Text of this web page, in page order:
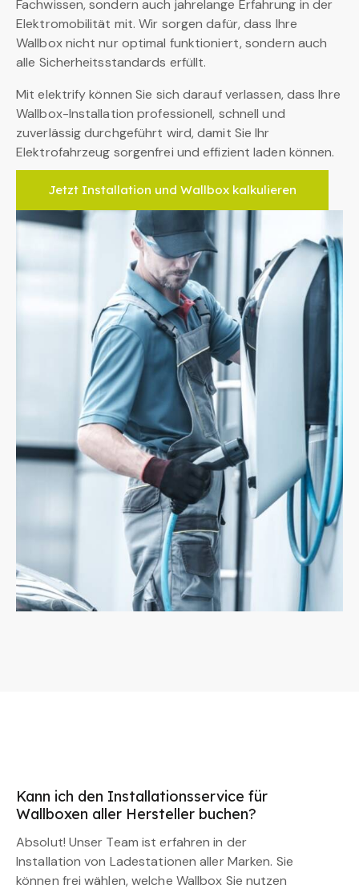
Fachwissen, sondern auch jahrelange Erfahrung in der
Elektromobilität mit. Wir sorgen dafür, dass Ihre
Wallbox nicht nur optimal funktioniert, sondern auch
alle Sicherheitsstandards erfüllt.
Mit elektrify können Sie sich darauf verlassen, dass Ihre
Wallbox-Installation professionell, schnell und
zuverlässig durchgeführt wird, damit Sie Ihr
Elektrofahrzeug sorgenfrei und effizient laden können.
Jetzt Installation und Wallbox kalkulieren
Kann ich den Installationsservice für
Wallboxen aller Hersteller buchen?
Absolut! Unser Team ist erfahren in der
Installation von Ladestationen aller Marken. Sie
können frei wählen, welche Wallbox Sie nutzen